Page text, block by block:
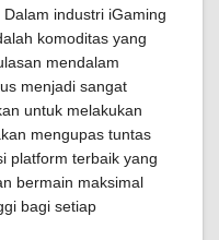
industri iGaming
komoditas yang
mendalam
menjadi sangat
untuk melakukan
mengupas tuntas
platform terbaik yang
bermain maksimal
bagi setiap